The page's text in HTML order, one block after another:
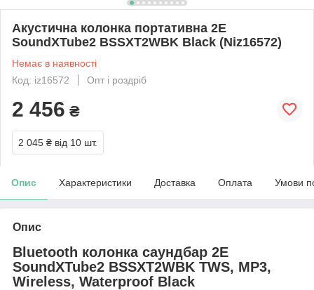
Акустична колонка портативна 2E
SoundXTube2 BSSXT2WBK Black (Niz16572)
Немає в наявності
Код: iz16572
Опт і роздріб
2 456 ₴
2 045 ₴ від 10 шт.
Опис Характеристики Доставка Оплата Умови
Опис
Bluetooth колонка саундбар 2E
SoundXTube2 BSSXT2WBK TWS, MP3,
Wireless, Waterproof Black